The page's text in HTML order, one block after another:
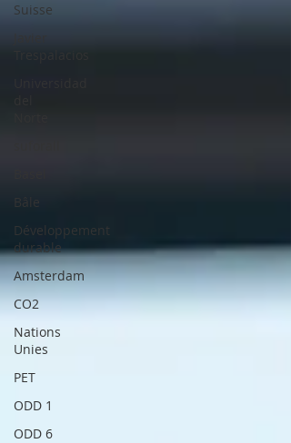
Suisse
Bâle
Développement
durable
Amsterdam
CO2
Nations
Unies
PET
ODD 1
ODD 6